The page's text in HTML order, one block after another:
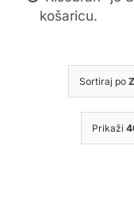
košaricu.
Sortiraj po
Prikaži